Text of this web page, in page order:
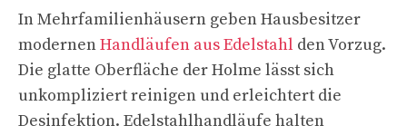
In Mehrfamilienhäusern geben Hausbesitzer
modernenHandläufen aus Edelstahl den Vorzug.
Die glatte Oberfläche der Holme lässt sich
unkompliziert reinigen und erleichtert die
Desinfektion. Edelstahlhandläufe halten